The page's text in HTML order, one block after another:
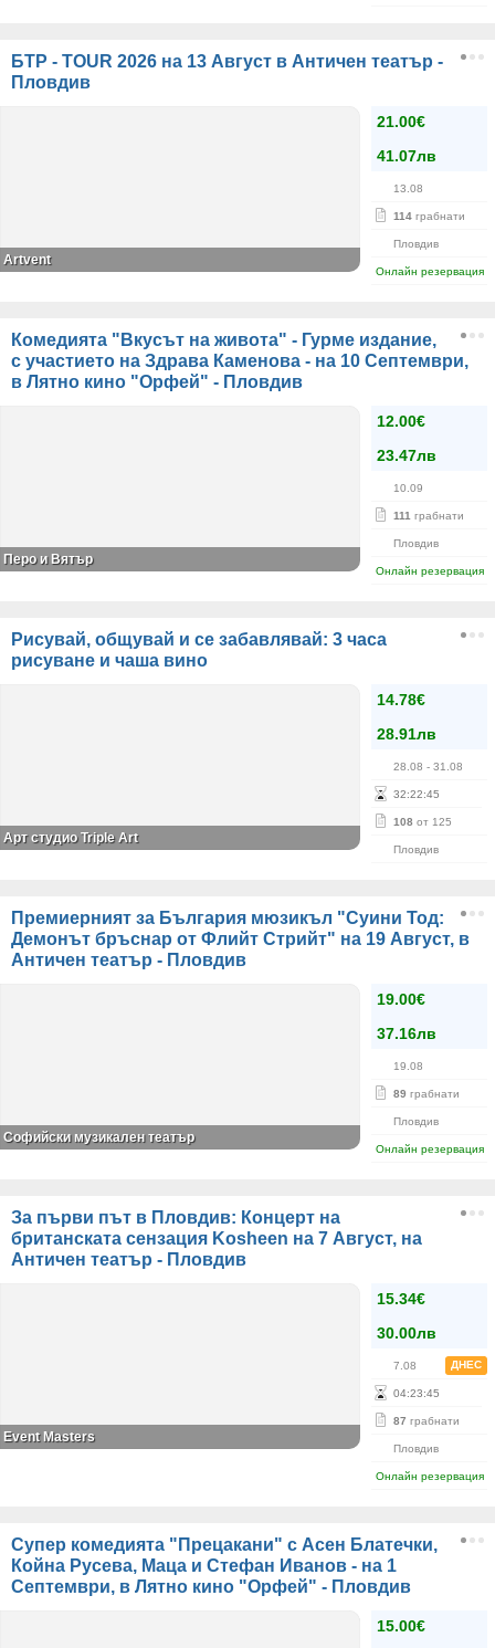
БТР - TOUR 2026 на 13 Август в Античен театър -
Пловдив
21.00€
41.07лв
13.08
114 грабнати
Пловдив
Онлайн резервация
Artvent
Комедията "Вкусът на живота" - Гурме издание,
с участието на Здрава Каменова - на 10 Септември,
в Лятно кино "Орфей" - Пловдив
12.00€
23.47лв
10.09
111 грабнати
Пловдив
Онлайн резервация
Перо и Вятър
Рисувай, общувай и се забавлявай: 3 часа
рисуване и чаша вино
14.78€
28.91лв
28.08 - 31.08
32:22:45
108 от 125
Пловдив
Арт студио Triple Art
Премиерният за България мюзикъл "Суини Тод:
Демонът бръснар от Флийт Стрийт" на 19 Август, в
Античен театър - Пловдив
19.00€
37.16лв
19.08
89 грабнати
Пловдив
Онлайн резервация
Софийски музикален театър
За първи път в Пловдив: Концерт на
британската сензация Kosheen на 7 Август, на
Античен театър - Пловдив
15.34€
30.00лв
7.08 ДНЕС
04:23:45
87 грабнати
Пловдив
Онлайн резервация
Event Masters
Супер комедията "Прецакани" с Асен Блатечки,
Койна Русева, Маца и Стефан Иванов - на 1
Септември, в Лятно кино "Орфей" - Пловдив
15.00€